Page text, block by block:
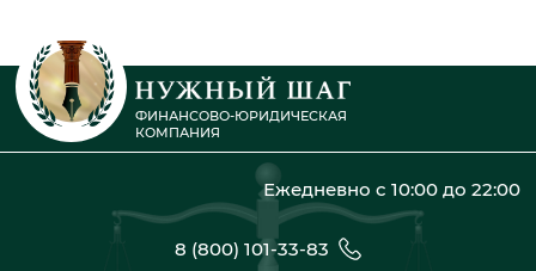
ФИНАНСОВО-ЮРИДИЧЕСКАЯ
КОМПАНИЯ
Ежедневно с 10:00 до 22:00
8 (800) 101-33-83